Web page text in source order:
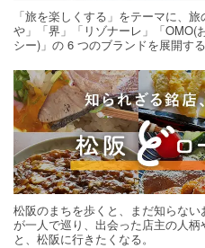
「旅を楽しくする」をテーマに、
や」「界」「リゾナーレ」「OMO(
シー)」の 6 つのブランドを展開す
松阪のまちを歩くと、まだ知らな
が一人で巡り、出会った店主の人
と、松阪に行きたくなる。